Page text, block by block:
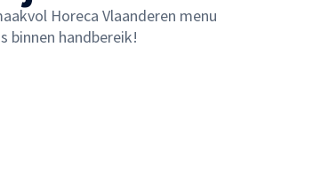
Horeca Vlaanderen menu
binnen handbereik!